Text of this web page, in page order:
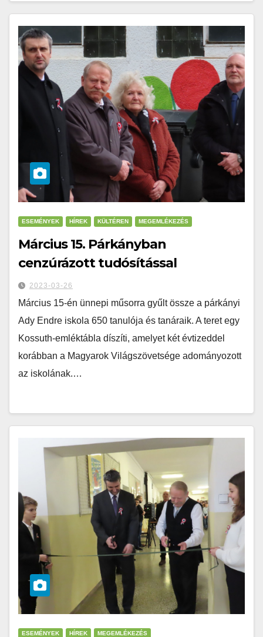
ESEMÉNYEK HÍREK KÜLTÉREN MEGEMLÉKEZÉS
Március 15. Párkányban
cenzúrázott tudósítással
2023-03-26
Március 15-én ünnepi műsorra gyűlt össze a párkányi
Ady Endre iskola 650 tanulója és tanáraik. A teret egy
Kossuth-emléktábla díszíti, amelyet két évtizeddel
korábban a Magyarok Világszövetsége adományozott
az iskolának.…
ESEMÉNYEK HÍREK MEGEMLÉKEZÉS